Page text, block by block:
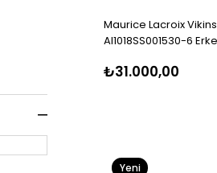
Maurice Lacroix
AI1018SS001530-6
₺31.000,00
Yeni